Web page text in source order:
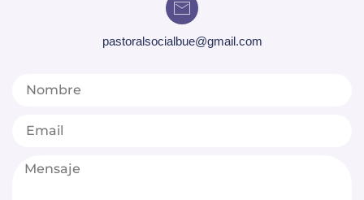
pastoralsocialbue@gmail.com